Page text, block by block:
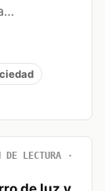
LECTURA